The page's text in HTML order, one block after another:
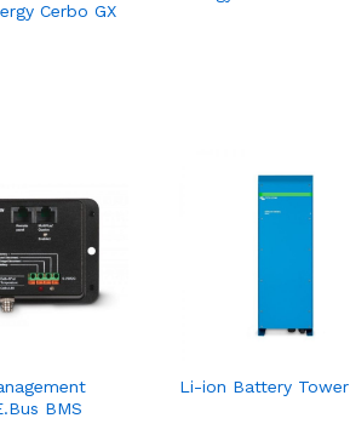
Cerbo GX
BMS
Li-ion Battery Tower